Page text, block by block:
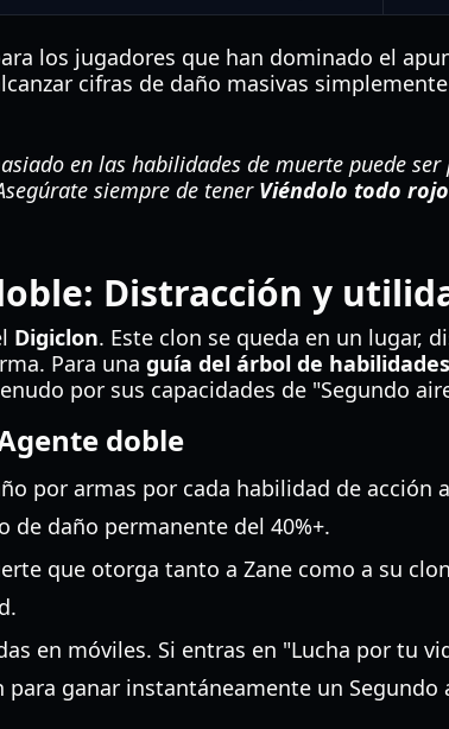
los jugadores que han dominado el
cifras de daño masivas
en las habilidades de muerte puede
siempre de tener Viéndolo todo rojo
Distracción y
Digiclon. Este clon se queda en un lugar,
Para una guía del árbol de
por sus capacidades de "Segundo
doble
por armas por cada habilidad de acción
de daño permanente del 40%+.
que otorga tanto a Zane como a su
en móviles. Si entras en "Lucha por tu
ganar instantáneamente un Segundo